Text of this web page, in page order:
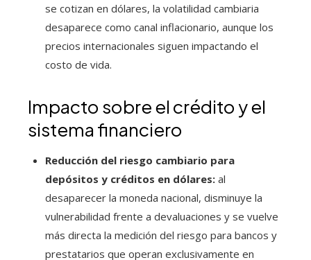
se cotizan en dólares, la volatilidad cambiaria
desaparece como canal inflacionario, aunque los
precios internacionales siguen impactando el
costo de vida.
Impacto sobre el crédito y el
sistema financiero
Reducción del riesgo cambiario para
depósitos y créditos en dólares: al
desaparecer la moneda nacional, disminuye la
vulnerabilidad frente a devaluaciones y se vuelve
más directa la medición del riesgo para bancos y
prestatarios que operan exclusivamente en